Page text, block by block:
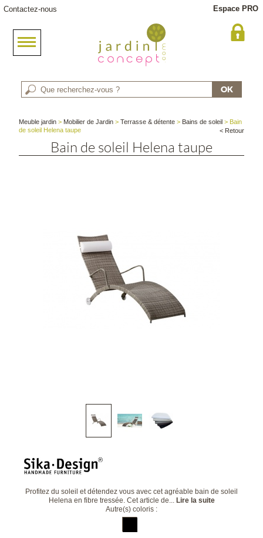
Contactez-nous Espace PRO
Meuble jardin > Mobilier de Jardin >Terrasse & détente > Bains de soleil > Bain
de soleil Helena taupe
< Retour
Bain de soleil Helena taupe
Profitez du soleil et détendez vous avec cet agréable bain de soleil
Helena en fibre tressée. Cet article de... Lire la suite
Autre(s) coloris :